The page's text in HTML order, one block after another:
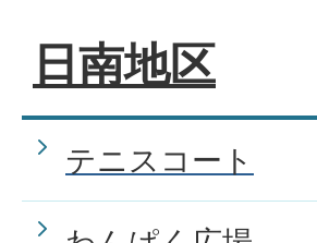
日南地区
テニスコート